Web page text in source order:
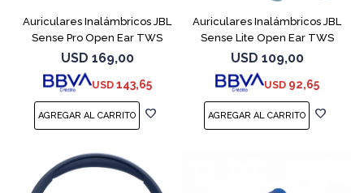
Auriculares Inalámbricos JBL
Sense Pro Open Ear TWS
Azul
USD 169,00
USD 143,65
Auriculares Inalámbricos JBL
Sense Lite Open Ear TWS
Azul
USD 109,00
USD 92,65